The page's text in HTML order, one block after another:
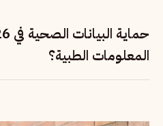
المعلومات الطبية؟